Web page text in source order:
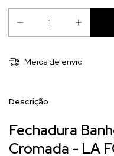
Meios de envio
Descrição
Fechadura
Cromada - LA